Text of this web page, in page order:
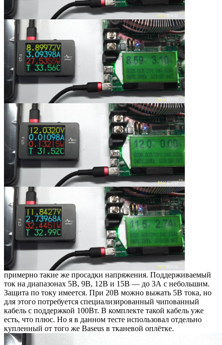
примерно такие же просадки напряжения. Поддерживаемый
ток на диапазонах 5В, 9В, 12В и 15В — до 3А с небольшим.
Защита по току имеется. При 20В можно выжать 5В тока, но
для этого потребуется специализированный чипованный
кабель с поддержкой 100Вт. В комплекте такой кабель уже
есть, что плюс. Но я в данном тесте использовал отдельно
купленный от того же Baseus в тканевой оплётке.